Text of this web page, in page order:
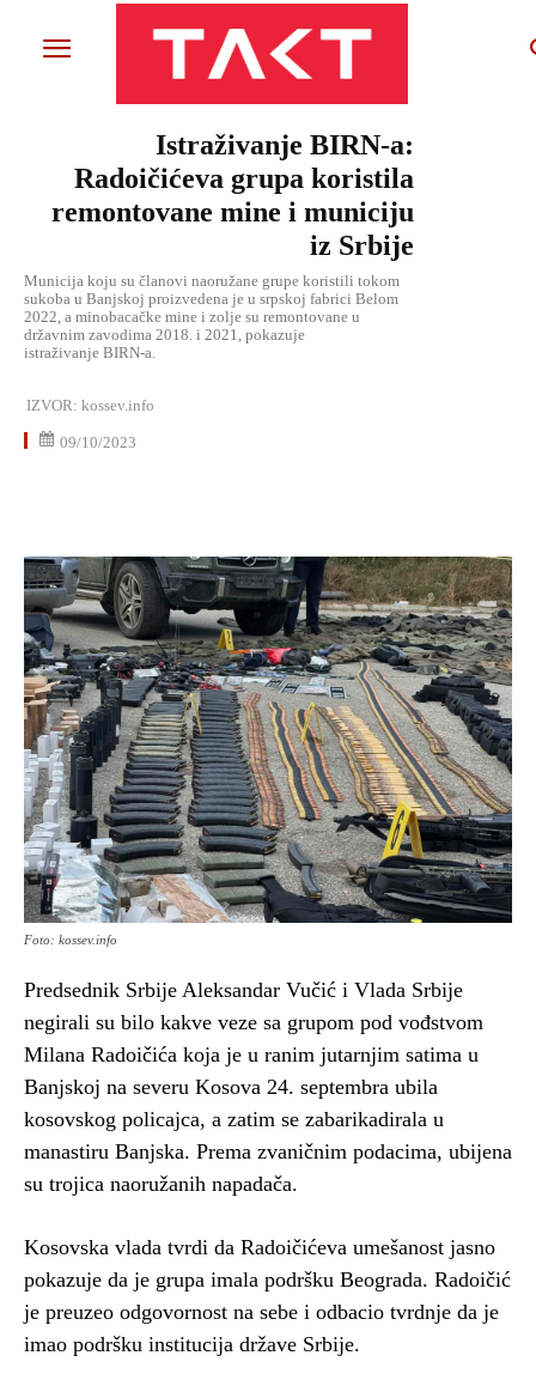
Istraživanje BIRN-a:
Radoičićeva grupa koristila
remontovane mine i municiju
iz Srbije
Municija koju su članovi naoružane grupe koristili tokom
sukoba u Banjskoj proizvedena je u srpskoj fabrici Belom
2022, a minobacačke mine i zolje su remontovane u
državnim zavodima 2018. i 2021, pokazuje
istraživanje BIRN-a.
IZVOR: kossev.info
09/10/2023
Foto: kossev.info
Predsednik Srbije Aleksandar Vučić i Vlada Srbije
negirali su bilo kakve veze sa grupom pod vođstvom
Milana Radoičića koja je u ranim jutarnjim satima u
Banjskoj na severu Kosova 24. septembra ubila
kosovskog policajca, a zatim se zabarikadirala u
manastiru Banjska. Prema zvaničnim podacima, ubijena
su trojica naoružanih napadača.
Kosovska vlada tvrdi da Radoičićeva umešanost jasno
pokazuje da je grupa imala podršku Beograda. Radoičić
je preuzeo odgovornost na sebe i odbacio tvrdnje da je
imao podršku institucija države Srbije.